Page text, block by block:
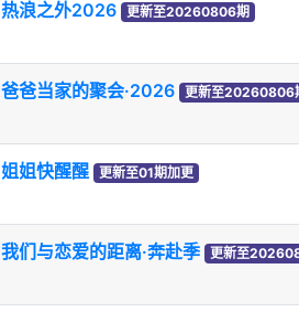
热浪之外2026 更新至20260806期
爸爸当家的聚会·2026 更新至20260806
姐姐快醒醒 更新至01期加更
我们与恋爱的距离·奔赴季 更新至